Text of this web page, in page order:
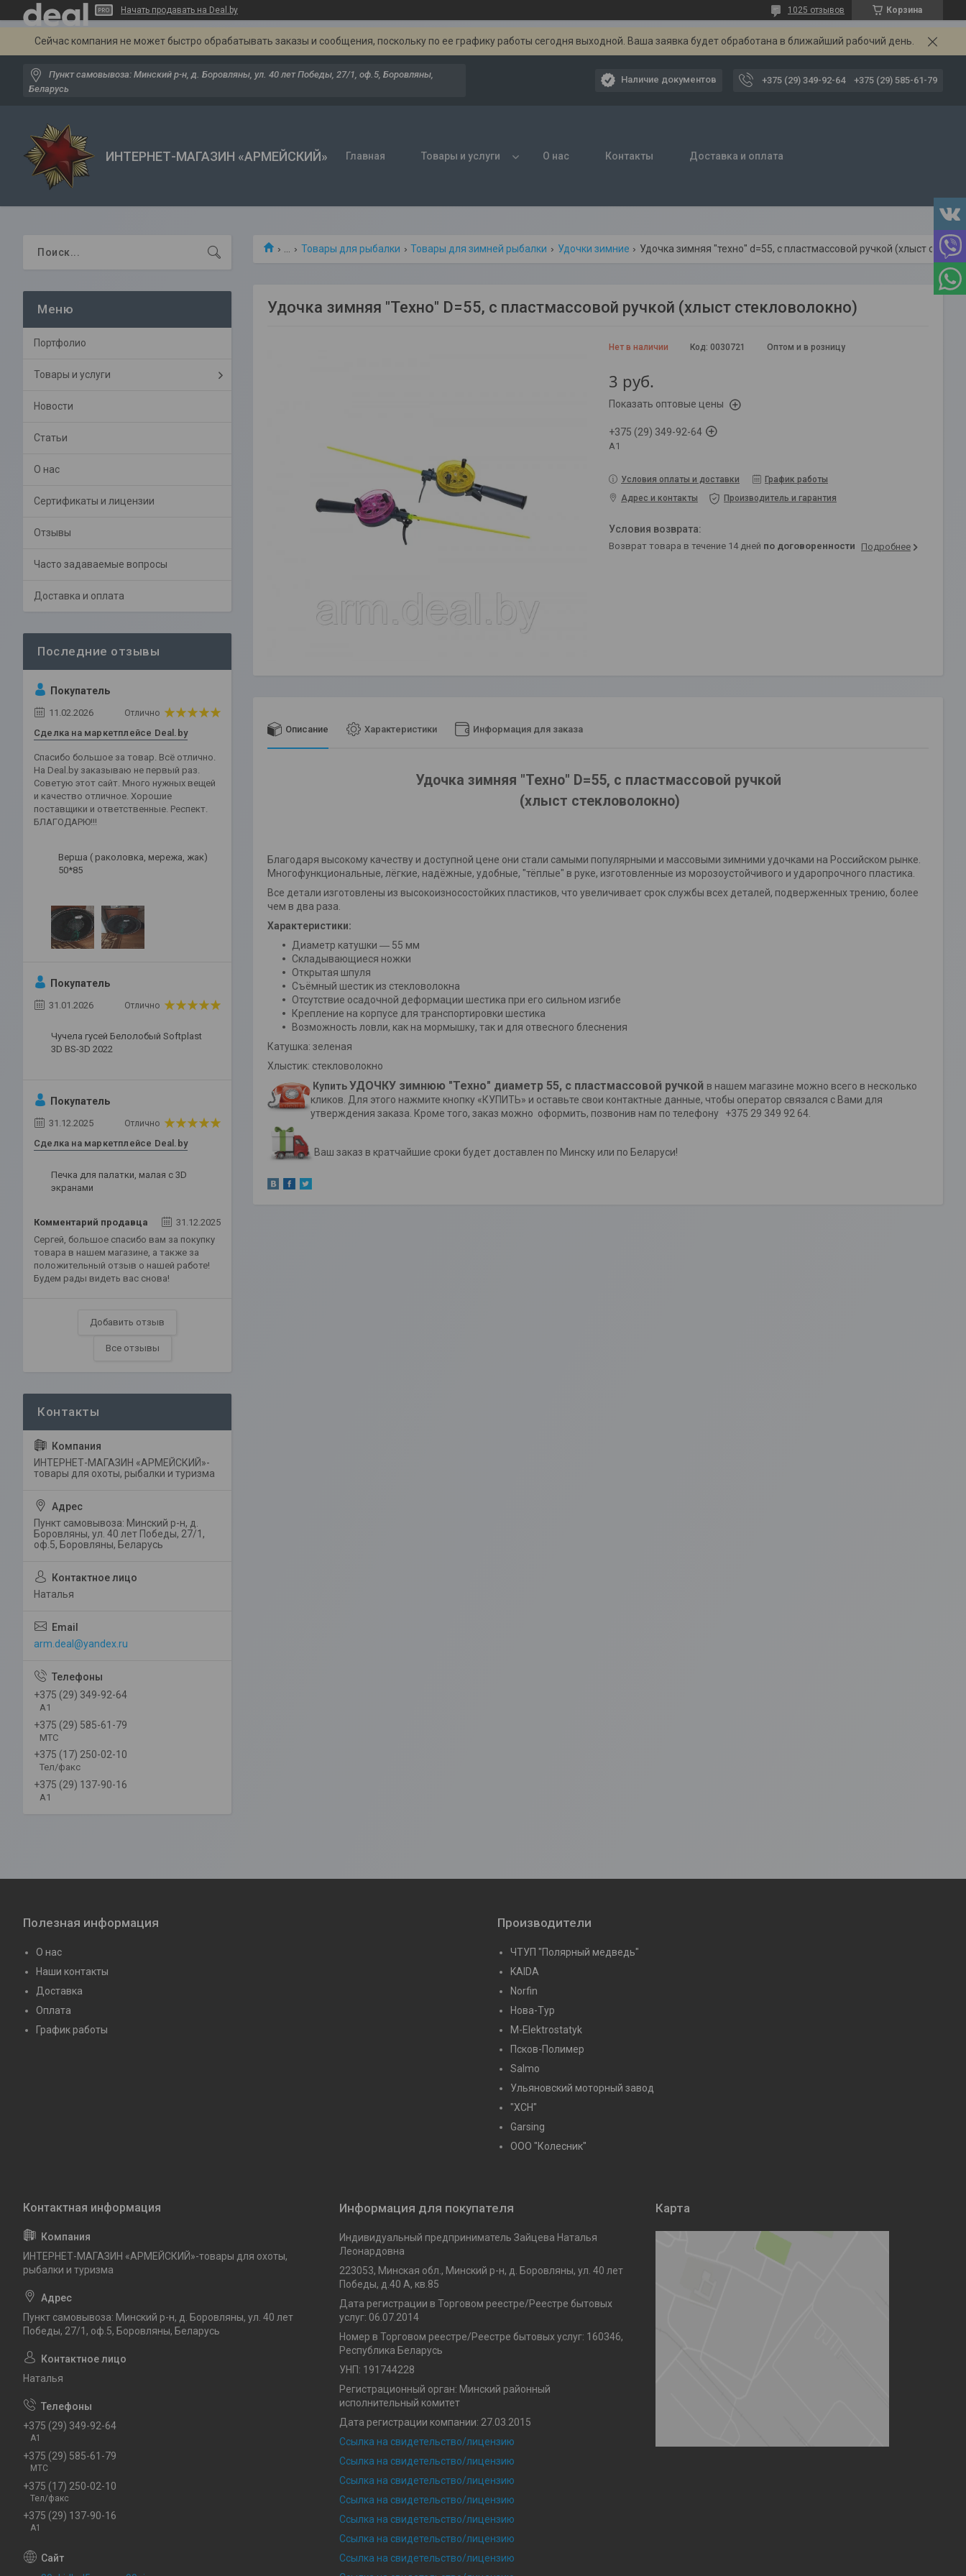
Начать продавать на Deal.by Корзина
1025 отзывов
Сейчас компания не может быстро обрабатывать заказы и сообщения, поскольку по ее графику работы сегодня выходной. Ваша заявка будет обработана в ближайший рабочий день.
Пункт самовывоза: Минский р-н, д. Боровляны, ул. 40 лет Победы, 27/1, оф.5, Боровляны,
Беларусь
Наличие документов +375 (29) 349-92-64 +375 (29) 585-61-79
ИНТЕРНЕТ-МАГАЗИН «АРМЕЙСКИЙ» Главная Товары и услуги О нас Контакты Доставка и оплата
Товары для рыбалки Товары для зимней рыбалки Удочки зимние Удочка зимняя "техно" d=55, с пластмассовой ручкой (хлыст стекловолокно)
Удочка зимняя "Техно" D=55, с пластмассовой ручкой (хлыст стекловолокно)
Нет в наличии Оптом и в розницу
Код: 0030721
3 руб.
Показать оптовые цены
+375 (29) 349-92-64
А1
Условия оплаты и доставки
График работы
Адрес и контакты
Производитель и гарантия
возврат товара в течение 14 дней по договоренности Подробнее
Описание Характеристики Информация для заказа
Удочка зимняя "Техно" D=55, с пластмассовой ручкой
(хлыст стекловолокно)
Благодаря высокому качеству и доступной цене они стали самыми популярными и массовыми зимними удочками на Российском рынке.
Многофункциональные, лёгкие, надёжные, удобные, "тёплые" в руке, изготовленные из морозоустойчивого и ударопрочного пластика.
Все детали изготовлены из высокоизносостойких пластиков, что увеличивает срок службы всех деталей, подверженных трению, более
чем в два раза.
Характеристики:
Диаметр катушки ― 55 мм
Складывающиеся ножки
Открытая шпуля
Съёмный шестик из стекловолокна
Отсутствие осадочной деформации шестика при его сильном изгибе
Крепление на корпусе для транспортировки шестика
Возможность ловли, как на мормышку, так и для отвесного блеснения
Катушка: зеленая
Хлыстик: стекловолокно
КупитьУДОЧКУ зимнюю "Техно" диаметр 55, с пластмассовой ручкой в нашем магазине можно всего в несколько
кликов. Для этого нажмите кнопку «КУПИТЬ» и оставьте свои контактные данные, чтобы оператор связался с Вами для
утверждения заказа. Кроме того, заказ можно оформить, позвонив нам по телефону +375 29 349 92 64.
Ваш заказ в кратчайшие сроки будет доставлен по Минску или по Беларуси!
Портфолио
Товары и услуги
Новости
Статьи
О нас
Сертификаты и лицензии
Отзывы
Часто задаваемые вопросы
Доставка и оплата
Покупатель
11.02.2026 Отлично
Сделка на маркетплейсе Deal.by
Спасибо большое за товар. Всё отлично.
На Deal.by заказываю не первый раз.
Советую этот сайт. Много нужных вещей
и качество отличное. Хорошие
поставщики и ответственные. Респект.
БЛАГОДАРЮ!!!
Верша ( раколовка, мережа, жак)
50*85
Покупатель
31.01.2026 Отлично
Чучела гусей Белолобый Softplast
3D BS-3D 2022
Покупатель
31.12.2025 Отлично
Сделка на маркетплейсе Deal.by
Печка для палатки, малая с 3D
экранами
Комментарий продавца
31.12.2025
Сергей, большое спасибо вам за покупку
товара в нашем магазине, а также за
положительный отзыв о нашей работе!
Будем рады видеть вас снова!
Добавить отзыв
Все отзывы
ИНТЕРНЕТ-МАГАЗИН «АРМЕЙСКИЙ»-
товары для охоты, рыбалки и туризма
Пункт самовывоза: Минский р-н, д.
Боровляны, ул. 40 лет Победы, 27/1,
оф.5, Боровляны, Беларусь
Наталья
arm.deal@yandex.ru
+375 (29) 349-92-64
А1
+375 (29) 585-61-79
МТС
+375 (17) 250-02-10
Тел/факс
+375 (29) 137-90-16
А1
Полезная информация
О нас
Наши контакты
Доставка
Оплата
График работы
Производители
ЧТУП "Полярный медведь"
KAIDA
Norfin
Нова-Тур
M-Elektrostatyk
Псков-Полимер
Salmo
Ульяновский моторный завод
"ХСН"
Garsing
ООО "Колесник"
ИНТЕРНЕТ-МАГАЗИН «АРМЕЙСКИЙ»-товары для охоты,
рыбалки и туризма
Пункт самовывоза: Минский р-н, д. Боровляны, ул. 40 лет
Победы, 27/1, оф.5, Боровляны, Беларусь
Наталья
+375 (29) 349-92-64
А1
+375 (29) 585-61-79
МТС
+375 (17) 250-02-10
Тел/факс
+375 (29) 137-90-16
А1
Информация для покупателя
Индивидуальный предприниматель Зайцева Наталья
Леонардовна
223053, Минская обл., Минский р-н, д. Боровляны, ул. 40 лет
Победы, д.40 А, кв.85
Дата регистрации в Торговом реестре/Реестре бытовых
услуг: 06.07.2014
Номер в Торговом реестре/Реестре бытовых услуг: 160346,
Республика Беларусь
УНП: 191744228
Регистрационный орган: Минский районный
исполнительный комитет
Дата регистрации компании: 27.03.2015
Ссылка на свидетельство/лицензию
Ссылка на свидетельство/лицензию
Ссылка на свидетельство/лицензию
Ссылка на свидетельство/лицензию
Ссылка на свидетельство/лицензию
Ссылка на свидетельство/лицензию
Ссылка на свидетельство/лицензию
Карта